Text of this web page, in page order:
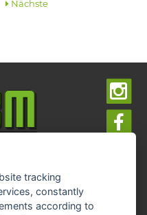
Nächste
ändern
tracking
constantly
according to